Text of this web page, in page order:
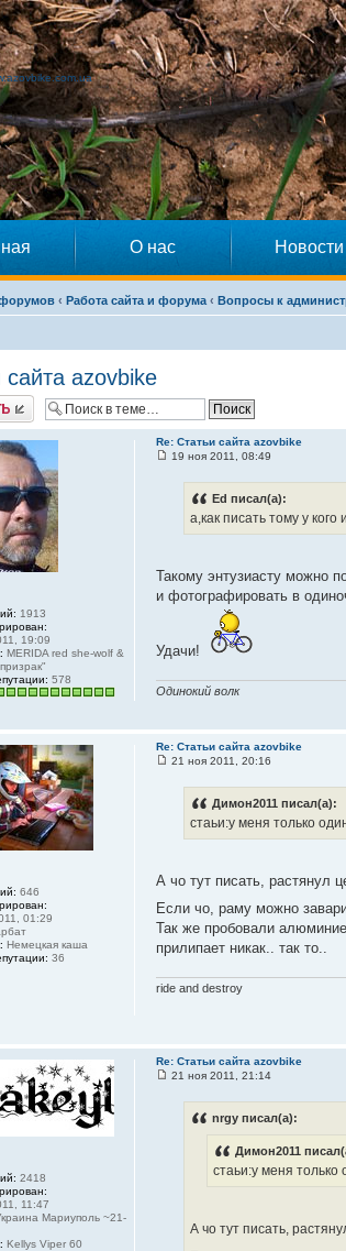
О нас Новости
‹ Работа сайта и форума ‹ Вопросы к
сайта azovbike
Re: Статьи сайта azovbike
19 ноя 2011, 08:49
Ed писал(а):
а,как писать тому у
Такому энтузиасту можно
и фотографировать в
Удачи!
Одинокий волк
1913
19:09
MERIDA red she-wolf &
578
Re: Статьи сайта azovbike
21 ноя 2011, 20:16
Димон2011 писал(а):
стаьи:у меня только
А чо тут писать, растянул
Если чо, раму можно
Так же пробовали
прилипает никак.. так то..
ride and destroy
646
01:29
Немецкая каша
36
Re: Статьи сайта azovbike
21 ноя 2011, 21:14
nrgy писал(а):
Димон2011
стаьи:у меня
А чо тут писать,
2418
11:47
Мариуполь ~21-
Kellys Viper 60